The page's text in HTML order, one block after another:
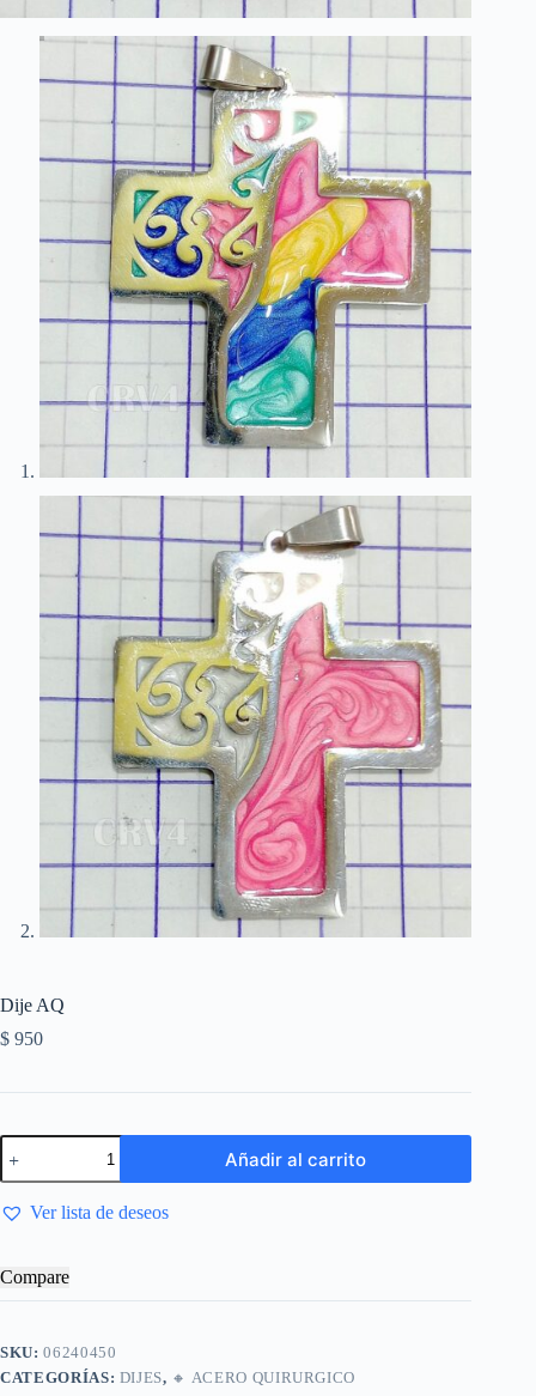
Dije AQ
$ 950
Añadir al carrito
Ver lista de deseos
Compare
SKU:06240450
CATEGORÍAS: DIJES, 🔸​ ACERO QUIRURGICO